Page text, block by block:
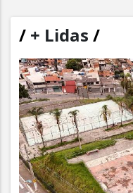
/ + Lidas /